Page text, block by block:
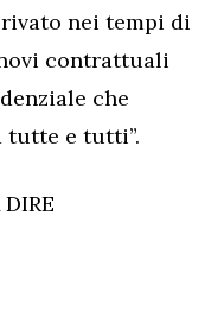
nei tempi di
contrattuali
che
e tutti”.